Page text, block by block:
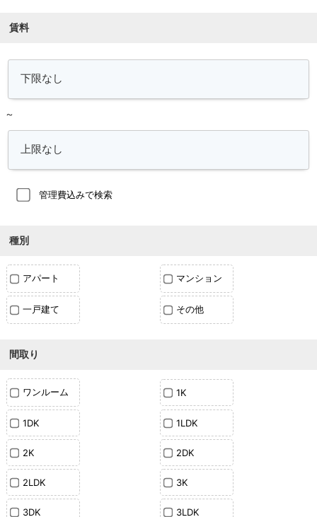
賃料
～
管理費込みで検索
種別
アパート マンション
一戸建て その他
間取り
ワンルーム 1K
1DK 1LDK
2K 2DK
2LDK 3K
3DK 3LDK